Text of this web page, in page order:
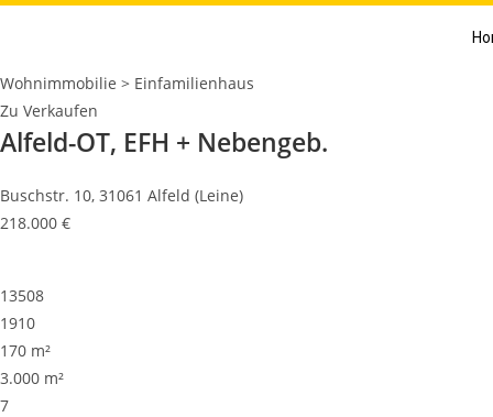
Wohnimmobilie > Einfamilienhaus
Zu Verkaufen
Alfeld-OT, EFH + Nebengeb.
Buschstr. 10, 31061 Alfeld (Leine)
218.000 €
13508
1910
170 m²
3.000 m²
7